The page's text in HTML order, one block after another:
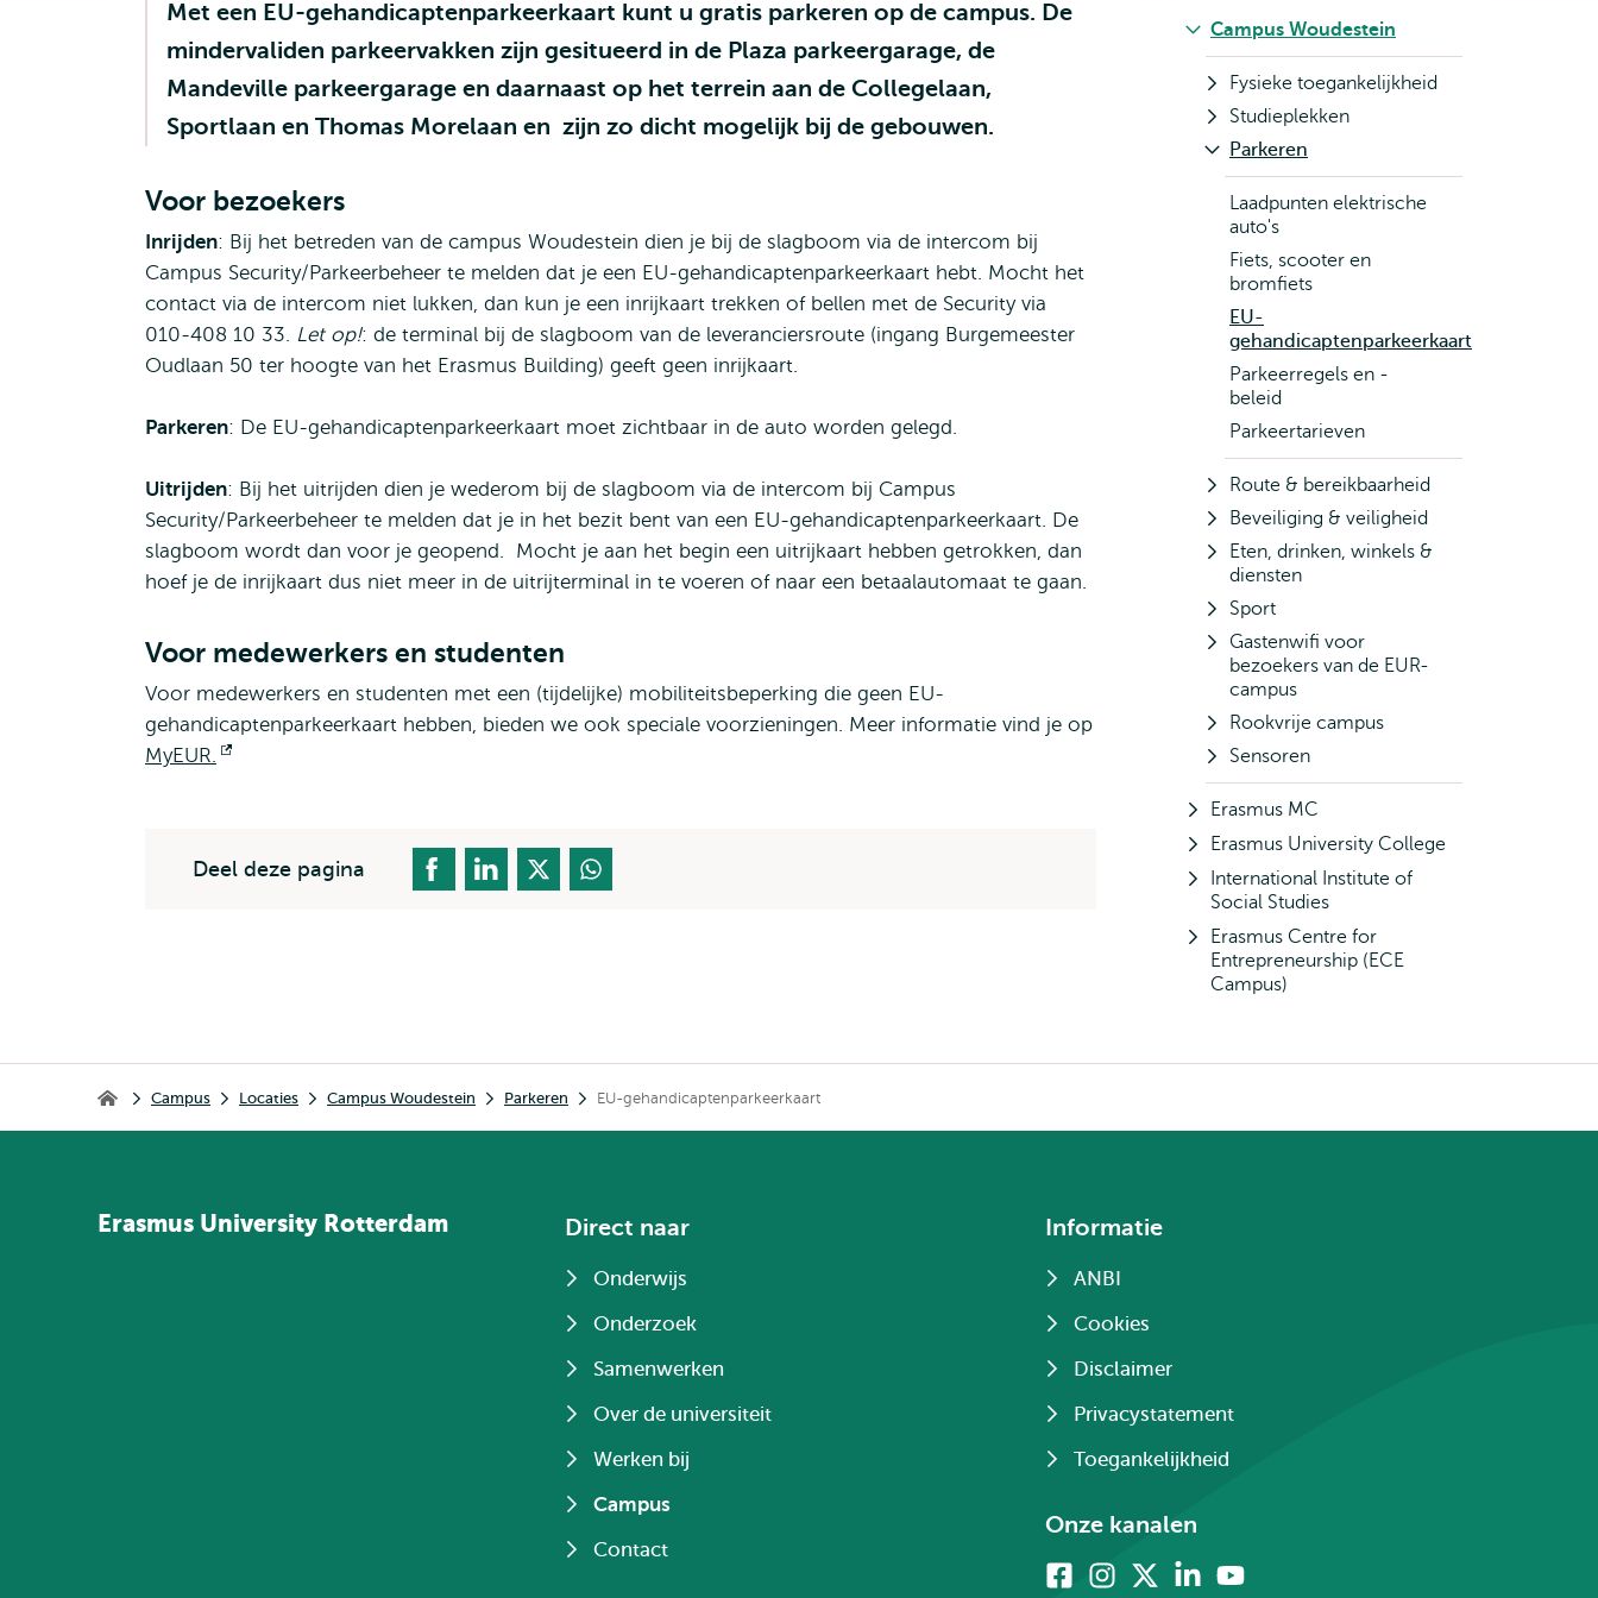
Met een EU-gehandicaptenparkeerkaart kunt u gratis parkeren op de campus. De
mindervaliden parkeervakken zijn gesitueerd in de Plaza parkeergarage, de
Mandeville parkeergarage en daarnaast op het terrein aan de Collegelaan,
Sportlaan en Thomas Morelaan en zijn zo dicht mogelijk bij de gebouwen.
Voor bezoekers
Inrijden: Bij het betreden van de campus Woudestein dien je bij de slagboom via de intercom bij
Campus Security/Parkeerbeheer te melden dat je een EU-gehandicaptenparkeerkaart hebt. Mocht het
contact via de intercom niet lukken, dan kun je een inrijkaart trekken of bellen met de Security via
010-408 10 33. Let op!: de terminal bij de slagboom van de leveranciersroute (ingang Burgemeester
Oudlaan 50 ter hoogte van het Erasmus Building) geeft geen inrijkaart.
Parkeren: De EU-gehandicaptenparkeerkaart moet zichtbaar in de auto worden gelegd.
Uitrijden: Bij het uitrijden dien je wederom bij de slagboom via de intercom bij Campus
Security/Parkeerbeheer te melden dat je in het bezit bent van een EU-gehandicaptenparkeerkaart. De
slagboom wordt dan voor je geopend. Mocht je aan het begin een uitrijkaart hebben getrokken, dan
hoef je de inrijkaart dus niet meer in de uitrijterminal in te voeren of naar een betaalautomaat te gaan.
Voor medewerkers en studenten
Voor medewerkers en studenten met een (tijdelijke) mobiliteitsbeperking die geen EU-
gehandicaptenparkeerkaart hebben, bieden we ook speciale voorzieningen. Meer informatie vind je op
MyEUR.
Deel deze pagina
Campus Woudestein
Fysieke toegankelijkheid
Studieplekken
Parkeren
Laadpunten elektrische
auto's
Fiets, scooter en
bromfiets
EU-
gehandicaptenparkeerkaart
Parkeerregels en -
beleid
Parkeertarieven
Route & bereikbaarheid
Beveiliging & veiligheid
Eten, drinken, winkels &
diensten
Sport
Gastenwifi voor
bezoekers van de EUR-
campus
Rookvrije campus
Sensoren
Erasmus MC
Erasmus University College
International Institute of
Social Studies
Erasmus Centre for
Entrepreneurship (ECE
Campus)
Home Campus Locaties Campus Woudestein Parkeren EU-gehandicaptenparkeerkaart
Erasmus University Rotterdam Direct naar
Onderwijs
Onderzoek
Samenwerken
Over de universiteit
Werken bij
Campus
Contact
Informatie
ANBI
Cookies
Disclaimer
Privacystatement
Toegankelijkheid
Onze kanalen
FacebookInstagram LinkedinYoutube